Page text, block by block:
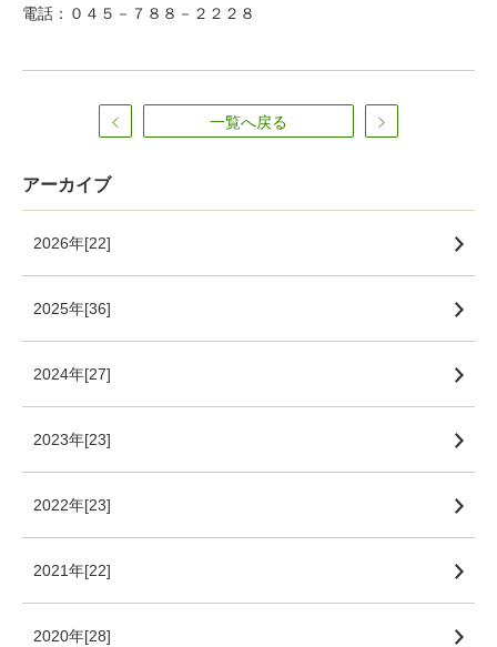
電話：０４５－７８８－２２２８
一覧へ戻る
アーカイブ
2026年[22]
2025年[36]
2024年[27]
2023年[23]
2022年[23]
2021年[22]
2020年[28]